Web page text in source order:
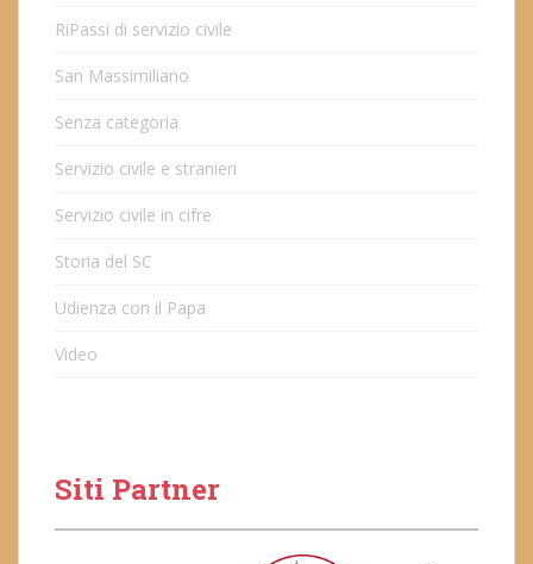
RiPassi di servizio civile
San Massimiliano
Senza categoria
Servizio civile e stranieri
Servizio civile in cifre
Storia del SC
Udienza con il Papa
Video
Siti Partner